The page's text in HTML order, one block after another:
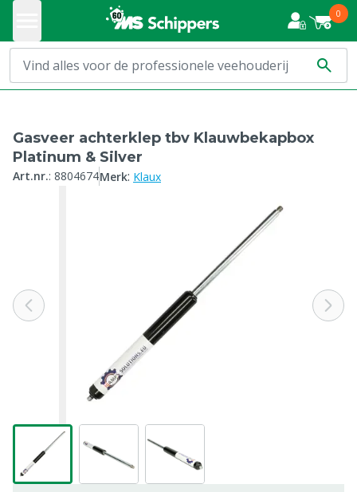
0
Gasveer achterklep tbv Klauwbekapbox
Platinum & Silver
Art.nr.: 8804674Merk: Klaux